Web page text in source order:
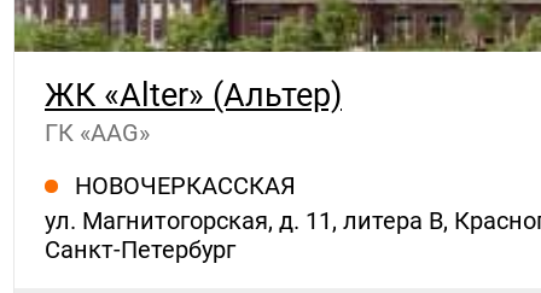
ЖК «Alter» (Альтер)
ГК «AAG»
НОВОЧЕРКАССКАЯ
ул. Магнитогорская, д. 11, литера В,
Санкт-Петербург